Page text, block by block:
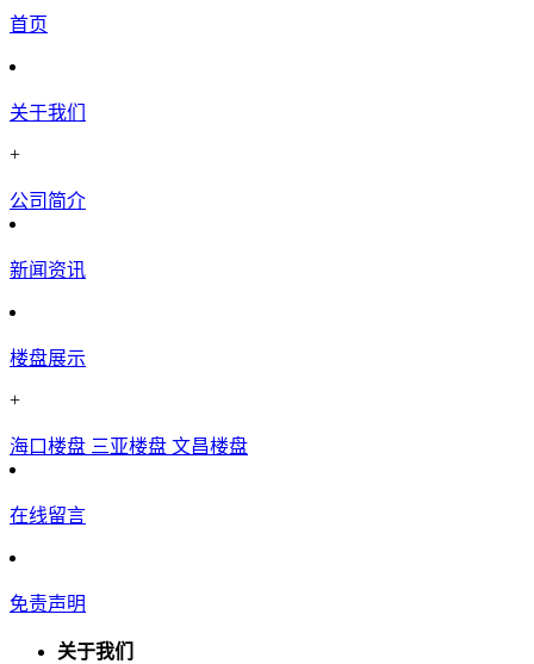
首页
关于我们
+
公司简介
新闻资讯
楼盘展示
+
海口楼盘 三亚楼盘 文昌楼盘
在线留言
免责声明
关于我们